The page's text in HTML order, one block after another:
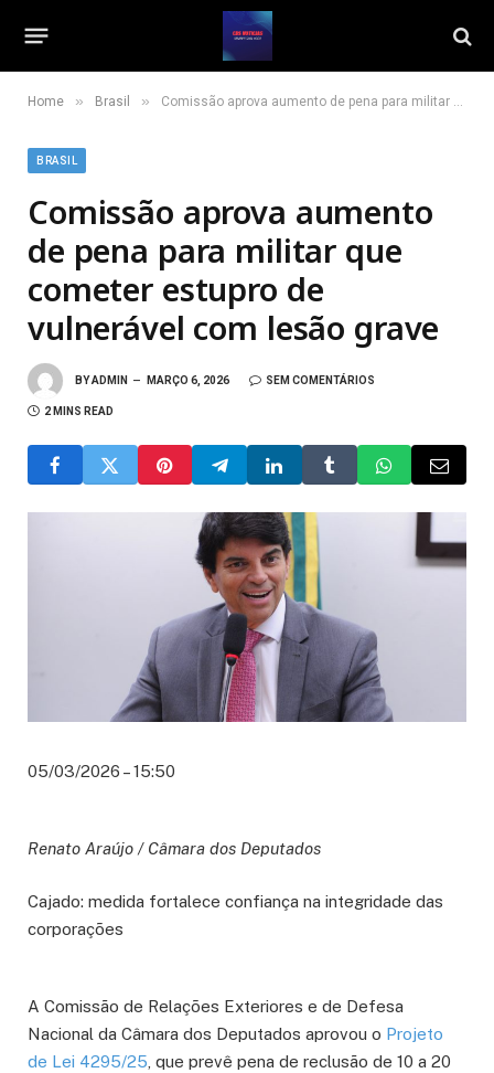
Home » Brasil » Comissão aprova aumento de pena para militar que cometer estupro de vulnerável com lesão grave
BRASIL
Comissão aprova aumento
de pena para militar que
cometer estupro de
vulnerável com lesão grave
BYADMIN MARÇO 6, 2026 SEM COMENTÁRIOS
2 MINS READ
05/03/2026 – 15:50
Renato Araújo / Câmara dos Deputados
Cajado: medida fortalece confiança na integridade das
corporações
A Comissão de Relações Exteriores e de Defesa
Nacional da Câmara dos Deputados aprovou o Projeto
de Lei 4295/25, que prevê pena de reclusão de 10 a 20